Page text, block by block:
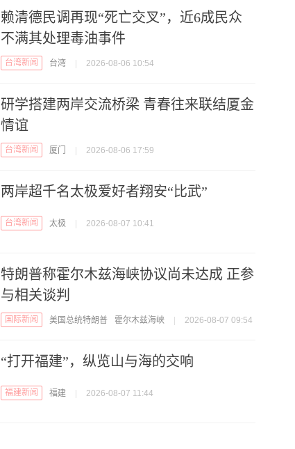
赖清德民调再现“死亡交叉”，近6成民众
不满其处理毒油事件
台湾新闻 台湾 | 2026-08-06 10:54
研学搭建两岸交流桥梁 青春往来联结厦金
情谊
台湾新闻 厦门 | 2026-08-06 17:59
两岸超千名太极爱好者翔安“比武”
台湾新闻 太极 | 2026-08-07 10:41
特朗普称霍尔木兹海峡协议尚未达成 正参
与相关谈判
国际新闻 美国总统特朗普 霍尔木兹海峡 | 2026-08-07 09:54
“打开福建”，纵览山与海的交响
福建新闻 福建 | 2026-08-07 11:44